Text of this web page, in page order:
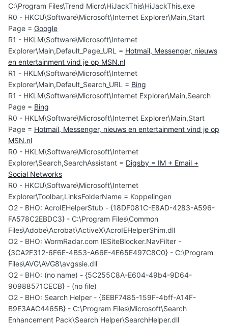
C:\Program Files\Trend Micro\HiJackThis\HiJackThis.exe
R0 - HKCU\Software\Microsoft\Internet Explorer\Main,Start
Page = Google
R1 - HKLM\Software\Microsoft\Internet
Explorer\Main,Default_Page_URL = Hotmail, Messenger, nieuws
en entertainment vind je op MSN.nl
R1 - HKLM\Software\Microsoft\Internet
Explorer\Main,Default_Search_URL = Bing
R1 - HKLM\Software\Microsoft\Internet Explorer\Main,Search
Page = Bing
R0 - HKLM\Software\Microsoft\Internet Explorer\Main,Start
Page = Hotmail, Messenger, nieuws en entertainment vind je op
MSN.nl
R0 - HKLM\Software\Microsoft\Internet
Explorer\Search,SearchAssistant = Digsby = IM + Email +
Social Networks
R0 - HKCU\Software\Microsoft\Internet
Explorer\Toolbar,LinksFolderName = Koppelingen
O2 - BHO: AcroIEHelperStub - {18DF081C-E8AD-4283-A596-
FA578C2EBDC3} - C:\Program Files\Common
Files\Adobe\Acrobat\ActiveX\AcroIEHelperShim.dll
O2 - BHO: WormRadar.com IESiteBlocker.NavFilter -
{3CA2F312-6F6E-4B53-A66E-4E65E497C8C0} - C:\Program
Files\AVG\AVG8\avgssie.dll
O2 - BHO: (no name) - {5C255C8A-E604-49b4-9D64-
90988571CECB} - (no file)
O2 - BHO: Search Helper - {6EBF7485-159F-4bff-A14F-
B9E3AAC4465B} - C:\Program Files\Microsoft\Search
Enhancement Pack\Search Helper\SearchHelper.dll